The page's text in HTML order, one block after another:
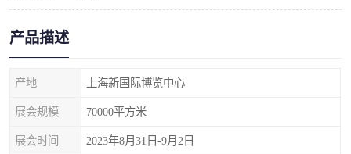
产品描述
产地 上海新国际博览中心
展会规模 70000平方米
展会时间 2023年8月31日-9月2日